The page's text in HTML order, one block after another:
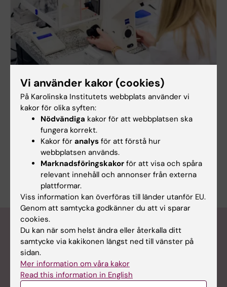
Europeiska forskningsrådet
European Research Council (ERC) främjar forskning
av högsta kvalitet genom långsiktig finansiering. KI
har varit framgångsrikt i att få denna typ av
prestigefulla anslag.
Senaste nytt om utdelade anslag
Vi använder kakor (cookies)
På Karolinska Institutets webbplats använder vi
kakor för olika syften:
Nödvändiga kakor för att webbplatsen ska
fungera korrekt.
Kakor för analys för att förstå hur
webbplatsen används.
Marknadsföringskakor för att visa och spåra
relevant innehåll och annonser från externa
plattformar.
Viss information kan överföras till länder utanför EU.
Genom att samtycka godkänner du att vi sparar
cookies.
Du kan när som helst ändra eller återkalla ditt
samtycke via kakikonen längst ned till vänster på
sidan.
Mer information om våra kakor
Read this information in English